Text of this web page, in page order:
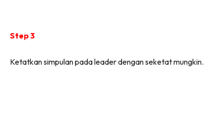
Step 3
Ketatkan simpulan pada leader dengan seketat mungkin.